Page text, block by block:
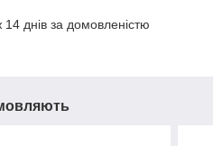
днів за домовленістю